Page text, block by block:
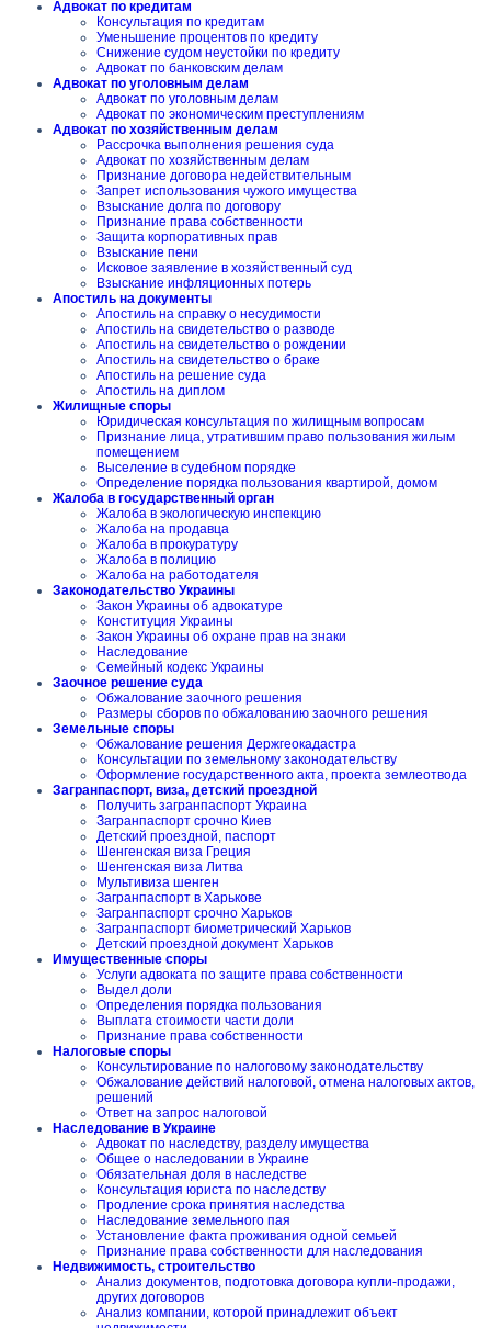
Адвокат по кредитам
Консультация по кредитам
Уменьшение процентов по кредиту
Снижение судом неустойки по кредиту
Адвокат по банковским делам
Адвокат по уголовным делам
Адвокат по уголовным делам
Адвокат по экономическим преступлениям
Адвокат по хозяйственным делам
Рассрочка выполнения решения суда
Адвокат по хозяйственным делам
Признание договора недействительным
Запрет использования чужого имущества
Взыскание долга по договору
Признание права собственности
Защита корпоративных прав
Взыскание пени
Исковое заявление в хозяйственный суд
Взыскание инфляционных потерь
Апостиль на документы
Апостиль на справку о несудимости
Апостиль на свидетельство о разводе
Апостиль на свидетельство о рождении
Апостиль на свидетельство о браке
Апостиль на решение суда
Апостиль на диплом
Жилищные споры
Юридическая консультация по жилищным вопросам
Признание лица, утратившим право пользования жилым
помещением
Выселение в судебном порядке
Определение порядка пользования квартирой, домом
Жалоба в государственный орган
Жалоба в экологическую инспекцию
Жалоба на продавца
Жалоба в прокуратуру
Жалоба в полицию
Жалоба на работодателя
Законодательство Украины
Закон Украины об адвокатуре
Конституция Украины
Закон Украины об охране прав на знаки
Наследование
Семейный кодекс Украины
Заочное решение суда
Обжалование заочного решения
Размеры сборов по обжалованию заочного решения
Земельные споры
Обжалование решения Держгеокадастра
Консультации по земельному законодательству
Оформление государственного акта, проекта землеотвода
Загранпаспорт, виза, детский проездной
Получить загранпаспорт Украина
Загранпаспорт срочно Киев
Детский проездной, паспорт
Шенгенская виза Греция
Шенгенская виза Литва
Мультивиза шенген
Загранпаспорт в Харькове
Загранпаспорт срочно Харьков
Загранпаспорт биометрический Харьков
Детский проездной документ Харьков
Имущественные споры
Услуги адвоката по защите права собственности
Выдел доли
Определения порядка пользования
Выплата стоимости части доли
Признание права собственности
Налоговые споры
Консультирование по налоговому законодательству
Обжалование действий налоговой, отмена налоговых актов,
решений
Ответ на запрос налоговой
Наследование в Украине
Адвокат по наследству, разделу имущества
Общее о наследовании в Украине
Обязательная доля в наследстве
Консультация юриста по наследству
Продление срока принятия наследства
Наследование земельного пая
Установление факта проживания одной семьей
Признание права собственности для наследования
Недвижимость, строительство
Анализ документов, подготовка договора купли-продажи,
других договоров
Анализ компании, которой принадлежит объект